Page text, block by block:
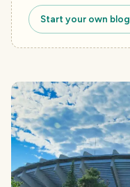
Start your own blog